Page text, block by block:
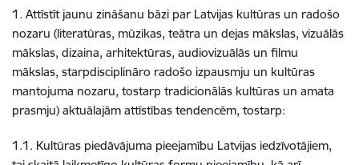
1. Attīstīt jaunu zināšanu bāzi par Latvijas kultūras un radošo
nozaru (literatūras, mūzikas, teātra un dejas mākslas, vizuālās
mākslas, dizaina, arhitektūras, audiovizuālās un filmu
mākslas, starpdisciplināro radošo izpausmju un kultūras
mantojuma nozaru, tostarp tradicionālās kultūras un amata
prasmju) aktuālajām attīstības tendencēm, tostarp:
1.1. Kultūras piedāvājuma pieejamību Latvijas iedzīvotājiem,